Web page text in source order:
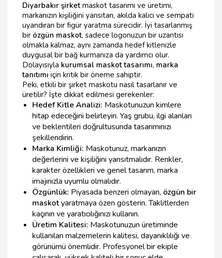
Diyarbakır şirket maskot tasarımı ve üretimi,
markanızın kişiliğini yansıtan, akılda kalıcı ve sempati
uyandıran bir figür yaratma sürecidir. İyi tasarlanmış
bir özgün maskot, sadece logonuzun bir uzantısı
olmakla kalmaz, aynı zamanda hedef kitlenizle
duygusal bir bağ kurmanıza da yardımcı olur.
Dolayısıyla kurumsal maskot tasarımı, marka
tanıtımı için kritik bir öneme sahiptir.
Peki, etkili bir şirket maskotu nasıl tasarlanır ve
üretilir? İşte dikkat edilmesi gerekenler:
Hedef Kitle Analizi: Maskotunuzun kimlere
hitap edeceğini belirleyin. Yaş grubu, ilgi alanları
ve beklentileri doğrultusunda tasarımınızı
şekillendirin.
Marka Kimliği: Maskotunuz, markanızın
değerlerini ve kişiliğini yansıtmalıdır. Renkler,
karakter özellikleri ve genel tasarım, marka
imajınızla uyumlu olmalıdır.
Özgünlük: Piyasada benzeri olmayan, özgün bir
maskotyaratmaya özen gösterin. Taklitlerden
kaçının ve yaratıcılığınızı kullanın.
Üretim Kalitesi: Maskotunuzun üretiminde
kullanılan malzemelerin kalitesi, dayanıklılığı ve
görünümü önemlidir. Profesyonel bir ekiple